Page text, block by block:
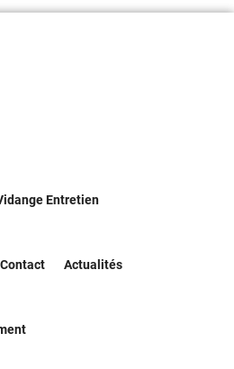
Entretien
Contact Actualités